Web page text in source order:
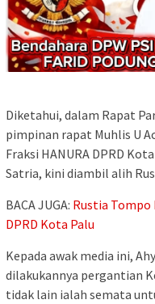
Diketahui, dalam Rapat
pimpinan rapat Muhlis U
Fraksi HANURA DPRD
Satria, kini diambil alih
BACA JUGA: Rustia Tompo
DPRD Kota Palu
Kepada awak media ini,
dilakukannya pergantian
tidak lain ialah semata